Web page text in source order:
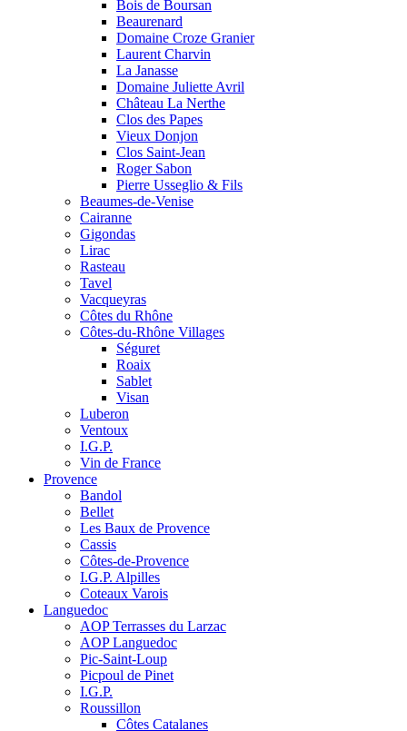
Bois de Boursan
Beaurenard
Domaine Croze Granier
Laurent Charvin
La Janasse
Domaine Juliette Avril
Château La Nerthe
Clos des Papes
Vieux Donjon
Clos Saint-Jean
Roger Sabon
Pierre Usseglio & Fils
Beaumes-de-Venise
Cairanne
Gigondas
Lirac
Rasteau
Tavel
Vacqueyras
Côtes du Rhône
Côtes-du-Rhône Villages
Séguret
Roaix
Sablet
Visan
Luberon
Ventoux
I.G.P.
Vin de France
Provence
Bandol
Bellet
Les Baux de Provence
Cassis
Côtes-de-Provence
I.G.P. Alpilles
Coteaux Varois
Languedoc
AOP Terrasses du Larzac
AOP Languedoc
Pic-Saint-Loup
Picpoul de Pinet
I.G.P.
Roussillon
Côtes Catalanes